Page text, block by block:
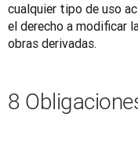
cualquier tipo de uso
el derecho a modificar
obras derivadas.
8